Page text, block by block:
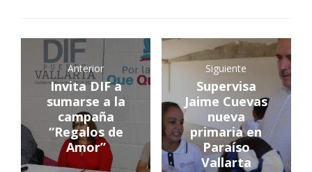
Anterior
Invita DIF a
sumarse a la
campaña
“Regalos de
Amor”
Siguiente
Supervisa
Jaime Cuevas
nueva
primaria en
Paraíso
Vallarta